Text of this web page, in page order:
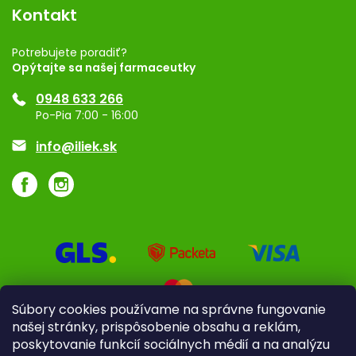
Súbory cookies používame na správne fungovanie
našej stránky, prispôsobenie obsahu a reklám,
poskytovanie funkcií sociálnych médií a na analýzu
Rozhodnutie na prevádzku
Registrácia
Ponuka pre firmy
Značky
Kontakt
Potrebujete poradiť?
Opýtajte sa našej farmaceutky
0948 633 266
Po-Pia 7:00 - 16:00
info@iliek.sk